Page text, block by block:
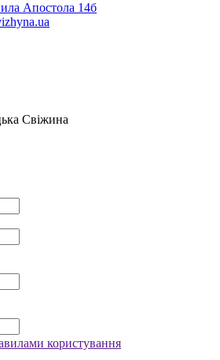
Апостола 14б
Свіжина
користування